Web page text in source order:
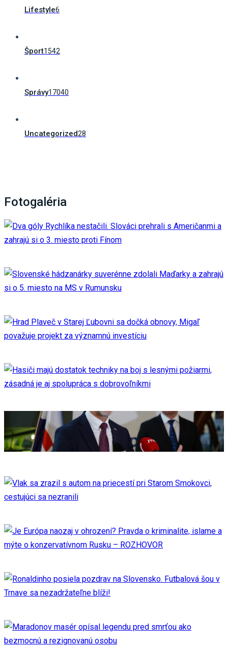
Lifestyle6
Šport1542
Správy17040
Uncategorized28
Fotogaléria